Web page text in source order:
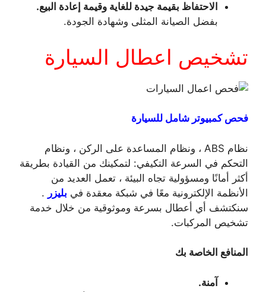
الاحتفاظ بقيمة جيدة للغاية وقيمة إعادة البيع.
بفضل الصيانة المثلى وشهادة الجودة.
تشخيص اعطال السيارة
فحص كمبيوتر شامل للسيارة
نظام ABS ، ونظام المساعدة على الركن ، ونظام
التحكم في السرعة التكيفي: لتمكينك من القيادة بطريقة
أكثر أمانًا ومسؤولية تجاه البيئة ، تعمل العديد من
الأنظمة الإلكترونية معًا في شبكة معقدة في بليزر .
سنكتشف أي أعطال بسرعة وموثوقية من خلال خدمة
تشخيص المركبات.
المنافع الخاصة بك
آمنة.